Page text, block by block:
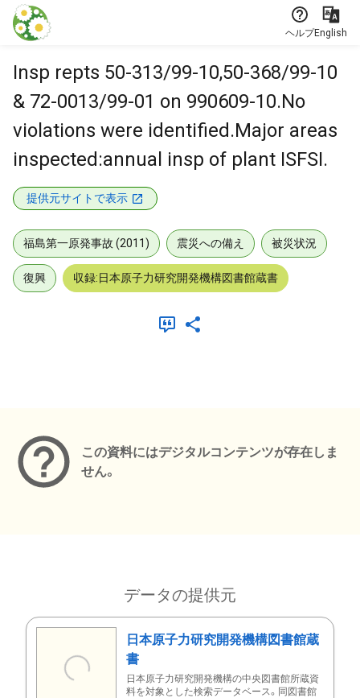
本文に飛ぶ
ヘルプEnglish
Insp repts 50-313/99-10,50-368/99-10
& 72-0013/99-01 on 990609-10.No
violations were identified.Major areas
inspected:annual insp of plant ISFSI.
提供元サイトで表示
福島第一原発事故 (2011) 震災への備え 被災状況
復興 収録:日本原子力研究開発機構図書館蔵書
この資料にはデジタルコンテンツが存在しま
せん。
データの提供元
日本原子力研究開発機構図書館蔵
書
日本原子力研究開発機構の中央図書館所蔵資
料を対象とした検索データベース。同図書館